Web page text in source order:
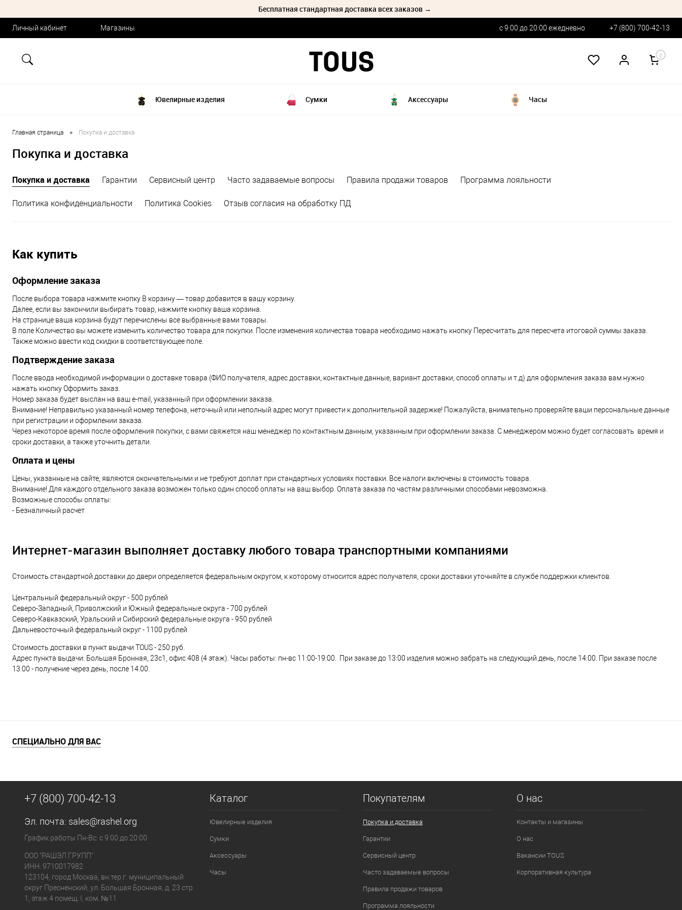
Бесплатная стандартная доставка всех заказов →
Личный кабинет Магазины с 9:00 до 20:00 ежедневно +7 (800) 700-42-13
0
Ювелирные изделия Сумки Аксессуары Часы
Главная страница • Покупка и доставка
Покупка и доставка
Покупка и доставка Гарантии Сервисный центр Часто задаваемые вопросы Правила продажи товаров Программа лояльности
Политика конфиденциальности Политика Cookies Отзыв согласия на обработку ПД
Как купить
Оформление заказа
После выбора товара нажмите кнопку В корзину — товар добавится в вашу корзину.
Далее, если вы закончили выбирать товар, нажмите кнопку ваша корзина.
На странице ваша корзина будут перечислены все выбранные вами товары.
В поле Количество вы можете изменить количество товара для покупки. После изменения количества товара необходимо нажать кнопку Пересчитать для пересчета итоговой суммы заказа.
Также можно ввести код скидки в соответствующее поле.
Подтверждение заказа
После ввода необходимой информации о доставке товара (ФИО получателя, адрес доставки, контактные данные, вариант доставки, способ оплаты и т.д) для оформления заказа вам нужно
нажать кнопку Оформить заказ.
Номер заказа будет выслан на ваш e-mail, указанный при оформлении заказа.
Внимание! Неправильно указанный номер телефона, неточный или неполный адрес могут привести к дополнительной задержке! Пожалуйста, внимательно проверяйте ваши персональные данные
при регистрации и оформлении заказа.
Через некоторое время после оформления покупки, с вами свяжется наш менеджер по контактным данным, указанным при оформлении заказа. С менеджером можно будет согласовать время и
сроки доставки, а также уточнить детали.
Оплата и цены
Цены, указанные на сайте, являются окончательными и не требуют доплат при стандартных условиях поставки. Все налоги включены в стоимость товара.
Внимание! Для каждого отдельного заказа возможен только один способ оплаты на ваш выбор. Оплата заказа по частям различными способами невозможна.
Возможные способы оплаты:
- Безналичный расчет
Интернет-магазин выполняет доставку любого товара транспортными компаниями
Стоимость стандартной доставки до двери определяется федеральным округом, к которому относится адрес получателя, сроки доставки уточняйте в службе поддержки клиентов.
Центральный федеральный округ - 500 рублей
Северо-Западный, Приволжский и Южный федеральные округа - 700 рублей
Северо-Кавказский, Уральский и Сибирский федеральные округа - 950 рублей
Дальневосточный федеральный округ - 1100 рублей
Стоимость доставки в пункт выдачи TOUS - 250 руб.
Адрес пункта выдачи: Большая Бронная, 23с1, офис 408 (4 этаж). Часы работы: пн-вс 11:00-19:00. При заказе до 13:00 изделия можно забрать на следующий день, после 14:00. При заказе после
13:00 - получение через день, после 14.00.
СПЕЦИАЛЬНО ДЛЯ ВАС
Каталог
Ювелирные изделия
Сумки
Аксессуары
Часы
Покупателям
Покупка и доставка
Гарантии
Сервисный центр
Часто задаваемые вопросы
Правила продажи товаров
Программа лояльности
О нас
Контакты и магазины
О нас
Вакансии TOUS
Корпоративная культура
+7 (800) 700-42-13
Эл. почта: sales@rashel.org
График работы Пн-Вс: с 9:00 до 20:00
ООО "РАШЭЛ ГРУПП"
ИНН: 9710017982
123104, город Москва, вн.тер.г. муниципальный
округ Пресненский, ул. Большая Бронная, д. 23 стр.
1, этаж 4 помещ. I, ком. №11